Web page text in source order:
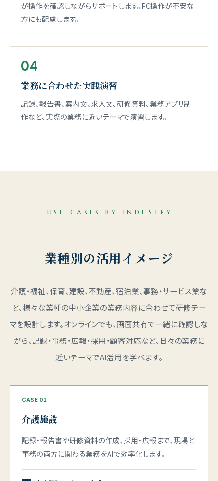
が操作を確認しながらサポートします。PC操作が不安な
方にも配慮します。
04
業務に合わせた実践演習
記録、報告書、案内文、求人文、研修資料、業務アプリ制
作など、実際の業務に近いテーマで演習します。
USE CASES BY INDUSTRY
業種別の活用イメージ
介護・福祉、保育、建設、不動産、宿泊業、事務・サービス業な
ど、様々な業種の中小企業の業務内容に合わせて研修テー
マを設計します。オンラインでも、画面共有で一緒に確認しな
がら、記録・事務・広報・採用・顧客対応など、日々の業務に
近いテーマでAI活用を学べます。
CASE 01
介護施設
記録・報告書や研修資料の作成、採用・広報まで、現場と
事務の両方に関わる業務をAIで効率化します。